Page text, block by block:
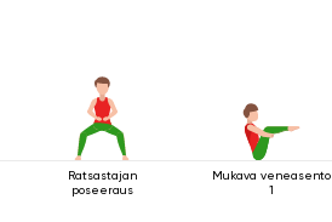
Ratsastajan
poseeraus
Mukava veneasento
1